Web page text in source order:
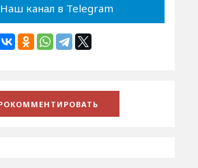
Наш канал в Telegram